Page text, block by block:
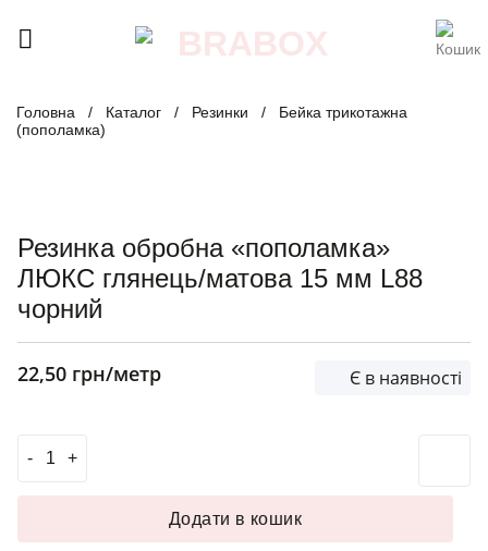
Головна / Каталог / Резинки /
Бейка трикотажна
(пополамка)
Резинка обробна «пополамка»
ЛЮКС глянець/матова 15 мм L88
чорний
22,50 грн/метр Є в наявності
Резинка обробна «пополамка» ЛЮКС глянець/матова 15
Додати в кошик